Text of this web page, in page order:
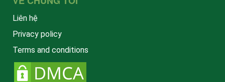
Liên hệ
Privacy policy
Terms and conditions